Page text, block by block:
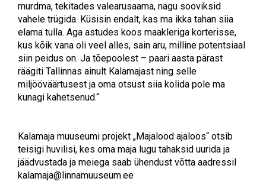
murdma, tekitades valearusaama, nagu sooviksid
vahele trügida. Küsisin endalt, kas ma ikka tahan siia
elama tulla. Aga astudes koos maakleriga korterisse,
kus kõik vana oli veel alles, sain aru, milline potentsiaal
siin peidus on. Ja tõepoolest – paari aasta pärast
räägiti Tallinnas ainult Kalamajast ning selle
miljööväärtusest ja oma otsust siia kolida pole ma
kunagi kahetsenud.“
Kalamaja muuseumi projekt „Majalood ajaloos“ otsib
teisigi huvilisi, kes oma maja lugu tahaksid uurida ja
jäädvustada ja meiega saab ühendust võtta aadressil
kalamaja@linnamuuseum.ee